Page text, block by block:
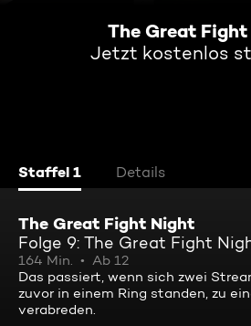
The Great
Jetzt kostenlos
Staffel 1 Details
The Great Fight Night
Folge 9: The Great Fight
164 Min.
Ab 12
Das passiert, wenn sich zwei
zuvor in einem Ring standen, zu
verabreden.